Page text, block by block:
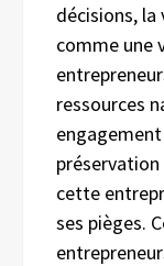
décisions, la
comme une
ressources
préservation
cette
ses pièges.